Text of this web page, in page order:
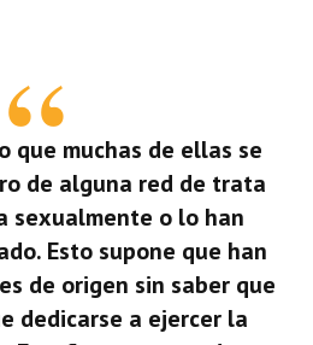
que muchas de ellas se
de alguna red de trata
sexualmente o lo han
Esto supone que han
de origen sin saber que
dedicarse a ejercer la